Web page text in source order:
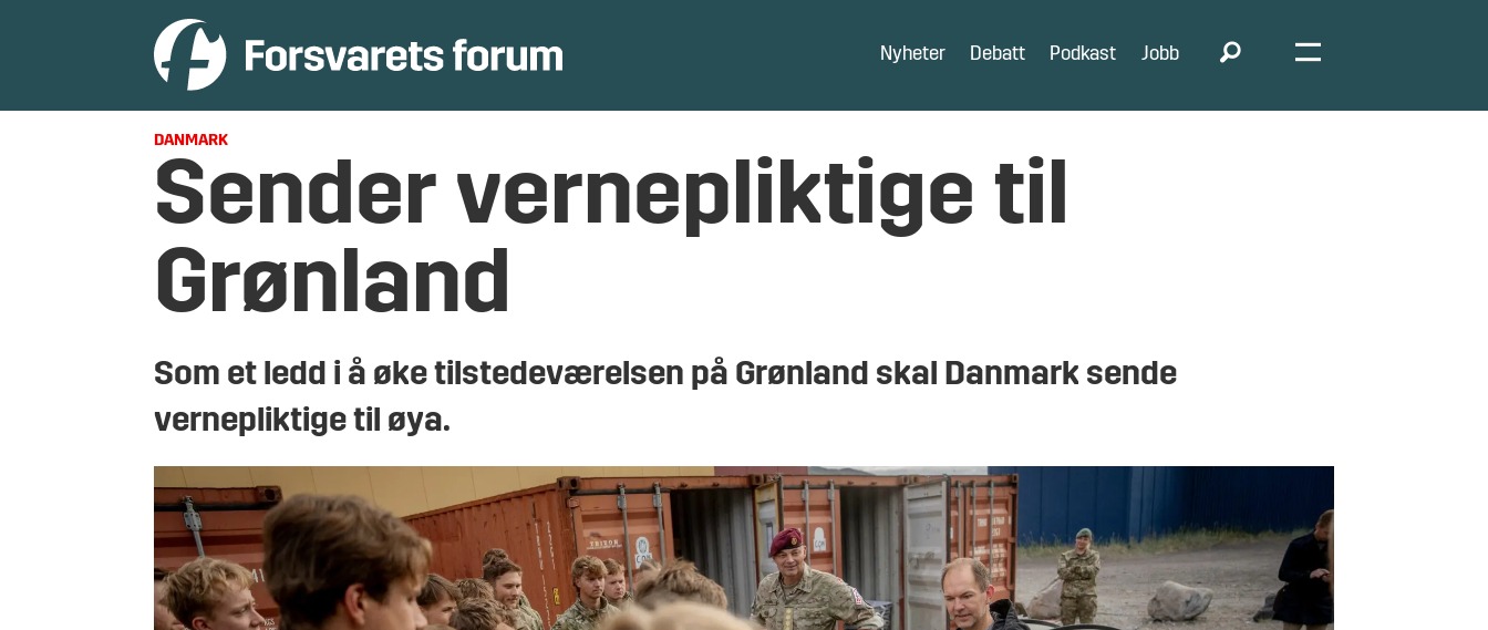
Nyheter Debatt Podkast Jobb
DANMARK
Sender vernepliktige til
Grønland
Som et ledd i å øke tilstedeværelsen på Grønland skal Danmark sende
vernepliktige til øya.